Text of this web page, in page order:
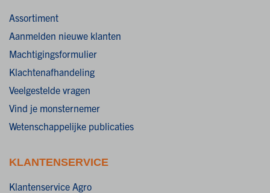
Assortiment
Aanmelden nieuwe klanten
Machtigingsformulier
Klachtenafhandeling
Veelgestelde vragen
Vind je monsternemer
Wetenschappelijke publicaties
KLANTENSERVICE
Klantenservice Agro